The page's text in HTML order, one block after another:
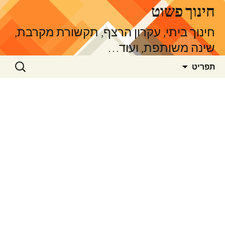
לדלג
לתוכןחינוך פשוט
חינוך ביתי, עקרון הרצף, תקשורת מקרבת,
שינה משותפת, ועוד…
תפריט חיפוש: